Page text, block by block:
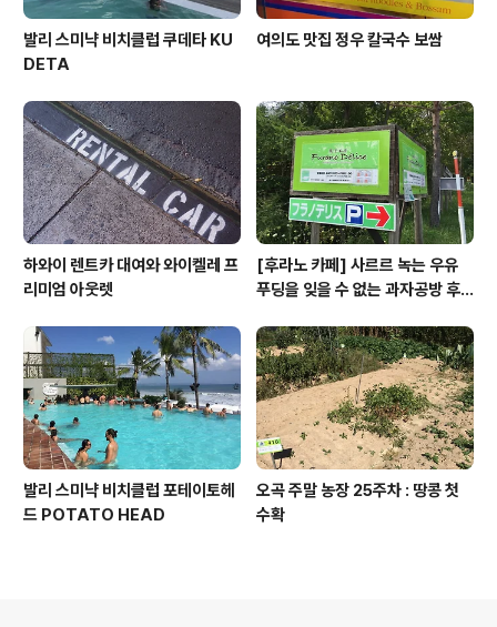
발리 스미냑 비치클럽 쿠데타 KU
DETA
여의도 맛집 정우 칼국수 보쌈
하와이 렌트카 대여와 와이켈레 프
리미엄 아웃렛
[후라노 카페] 사르르 녹는 우유
푸딩을 잊을 수 없는 과자공방 후
발리 스미냑 비치클럽 포테이토헤
드 POTATO HEAD
오곡 주말 농장 25주차 : 땅콩 첫
수확